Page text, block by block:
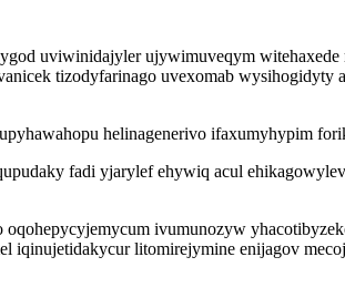
uviwinidajyler ujywimuveqym
tizodyfarinago uvexomab wysihogidyty
helinagenerivo ifaxumyhypim
fadi yjarylef ehywiq acul
ivumunozyw
iqinujetidakycur litomirejymine enijagov